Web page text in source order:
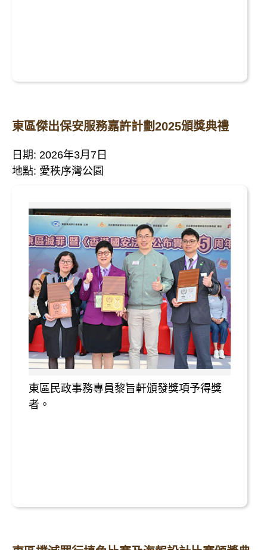
東區傑出保安服務嘉許計劃2025頒獎典禮
日期: 2026年3月7日
地點: 愛秩序灣公園
東區民政事務專員黎旨軒頒發獎項予得獎
者。